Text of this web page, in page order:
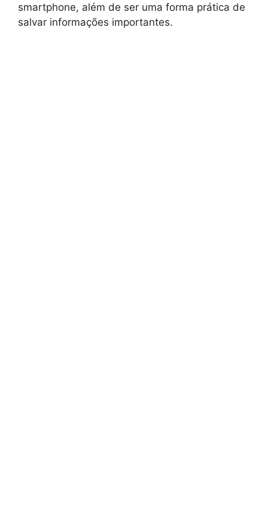
smartphone, além de ser uma forma prática de
salvar informações importantes.